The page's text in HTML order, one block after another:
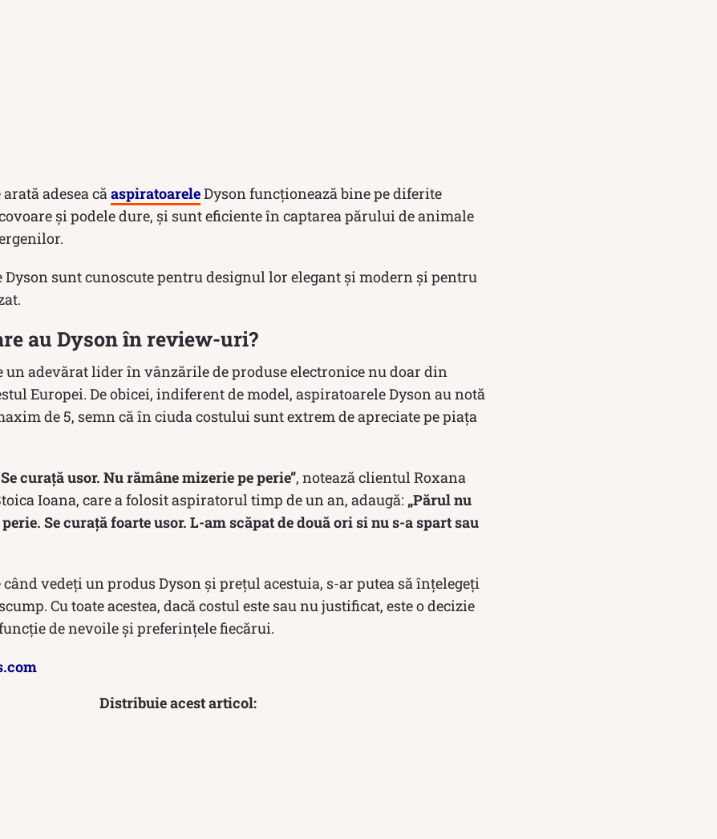
adesea căaspiratoareleDyson funcționează bine pe diferite
și podele dure, și sunt eficiente în captarea părului de animale
Dyson sunt cunoscute pentru designul lor elegant și modern și pentru
au Dyson în review-uri?
un adevărat lider în vânzările de produse electronice nu doar din
Europei. De obicei, indiferent de model, aspiratoarele Dyson au notă
de 5, semn că în ciuda costului sunt extrem de apreciate pe piața
curață usor. Nu rămâne mizerie pe perie”, notează clientul Roxana
Ioana, care a folosit aspiratorul timp de un an, adaugă: „Părul nu
Se curață foarte usor. L-am scăpat de două ori si nu s-a spart sau
vedeți un produs Dyson și prețul acestuia, s-ar putea să înțelegeți
Cu toate acestea, dacă costul este sau nu justificat, este o decizie
de nevoile și preferințele fiecărui.
Distribuie acest articol: